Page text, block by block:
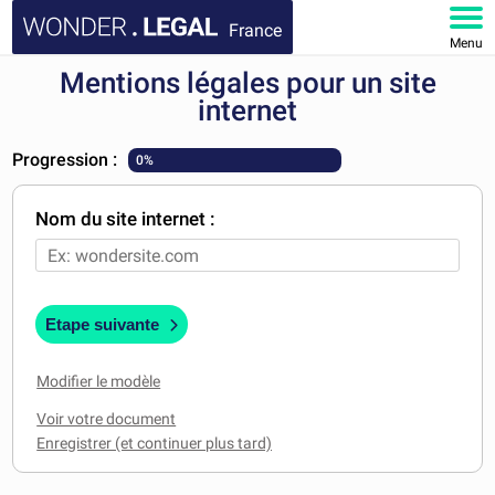
France
Menu
ACCUEIL
MON COMPTE
Mentions légales pour un site
internet
Progression : 0%
Nom du site internet :
Etape suivante
Modifier le modèle
Voir votre document